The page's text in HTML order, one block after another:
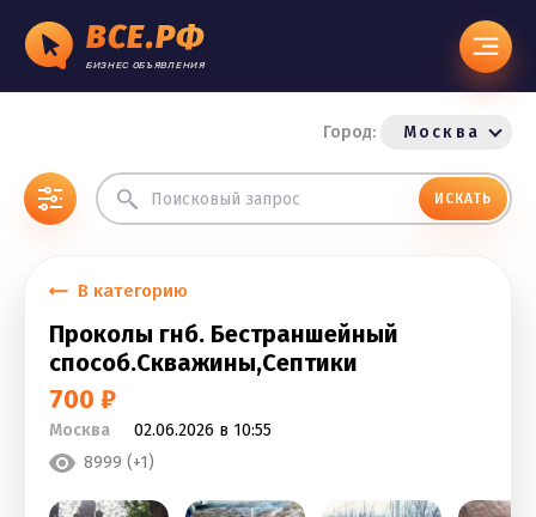
ВСЕ.РФ
БИЗНЕС ОБЪЯВЛЕНИЯ
Город: Москва
ИСКАТЬ
В категорию
Проколы гнб. Бестраншейный
способ.Скважины,Септики
700 ₽
Москва
02.06.2026 в 10:55
8999 (+1)